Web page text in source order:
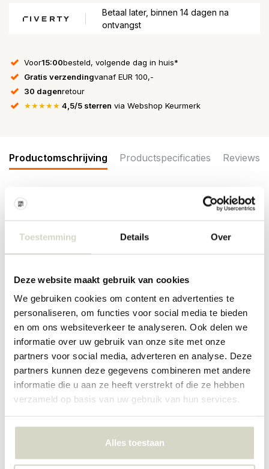
Toestemming Details Over
Deze website maakt gebruik van cookies
We gebruiken cookies om content en advertenties te
personaliseren, om functies voor social media te bieden
en om ons websiteverkeer te analyseren. Ook delen we
informatie over uw gebruik van onze site met onze
partners voor social media, adverteren en analyse. Deze
partners kunnen deze gegevens combineren met andere
informatie die u aan ze heeft verstrekt of die ze hebben
verzameld op basis van uw gebruik van hun services.
Alles toestaan
Betaal later, binnen 14 dagen na
ontvangst
Voor15:00besteld, volgende dag in huis*
Gratis verzendingvanaf EUR 100,-
30 dagenretour
★★★★★ 4,5/5 sterren via Webshop Keurmerk
Productomschrijving Productspecificaties Reviews
Mooie hangmat van het Deense merk Bloomingville. Een
Afmeting 200x100 cm
Materiaal: katoen, viscose
Kleur: groen
Overige: reinigen met een vochtige doek, kan niet gewassen
PRODUCTSPECIFICATIES
Artikelnummer 82058260